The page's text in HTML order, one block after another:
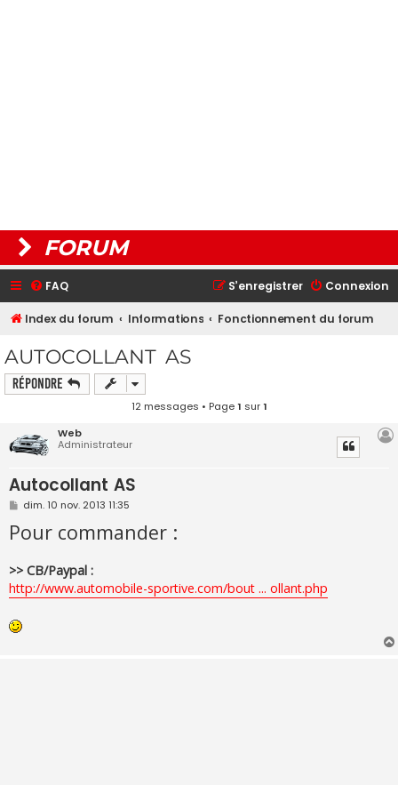
FORUM
FAQ Connexion
S’enregistrer
Index du forum Informations Fonctionnement du forum
AUTOCOLLANT AS
Répondre
12 messages • Page1 sur1
Web
Administrateur
Autocollant AS
M
s
s
e
dim. 10 nov. 2013 11:35
Pour commander :
>> CB/Paypal :
http://www.automobile-sportive.com/bout ... ollant.php